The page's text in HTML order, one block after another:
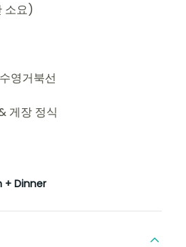
소요)
영거북선
게장 정식
+ Dinner